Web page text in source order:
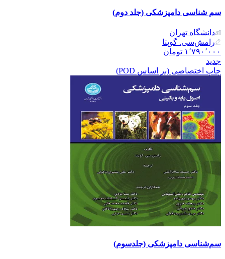
سم شناسی دامپزشکی (جلد دوم)
دانشگاه تهران
رامش‌سی. گوپتا
۱٬۷۹۰٬۰۰۰ تومان
جدید
چاپ اختصاصی (بر اساس POD)
سم‌شناسی دامپزشکی (جلدسوم)